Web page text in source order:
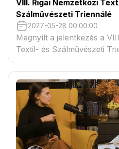
VIII. Rigai Nemzetközi
Szálművészeti Triennálé
2027-05-28 00:00:00
Megnyílt a jelentkezés a
Textil- és Szálművészeti